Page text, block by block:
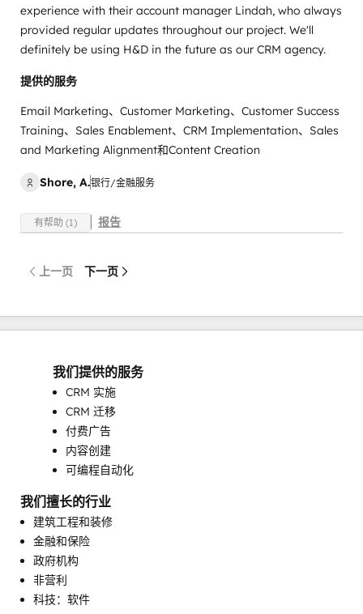
experience with their account manager Lindah, who always
provided regular updates throughout our project. We'll
definitely be using H&D in the future as our CRM agency.
提供的服务
Email Marketing、Customer Marketing、Customer Success
Training、Sales Enablement、CRM Implementation、Sales
and Marketing Alignment和Content Creation
Shore, A.银行/金融服务
有帮助 (1) 报告
上一页 下一页
我们提供的服务
CRM 实施
CRM 迁移
付费广告
内容创建
可编程自动化
客户营销
对话式营销
搜索引擎优化
电子邮件营销
目标客户营销
知识库开发
我们擅长的行业
建筑工程和装修
金融和保险
政府机构
非营利
科技：软件